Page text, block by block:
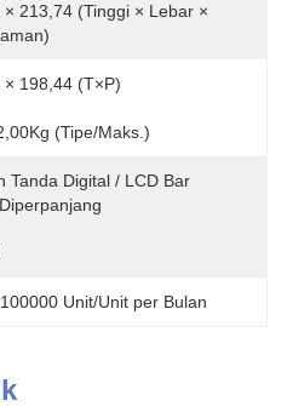
× 213,74 (Tinggi × Lebar ×
× 198,44 (T×P)
(Tipe/Maks.)
Tanda Digital / LCD Bar
100000 Unit/Unit per Bulan